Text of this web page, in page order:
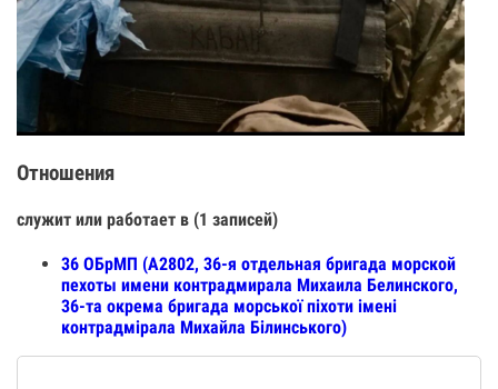
Отношения
служит или работает в (1 записей)
36 ОБрМП (А2802, 36-я отдельная бригада морской
пехоты имени контрадмирала Михаила Белинского,
36-та окрема бригада морської піхоти імені
контрадмірала Михайла Білинського)